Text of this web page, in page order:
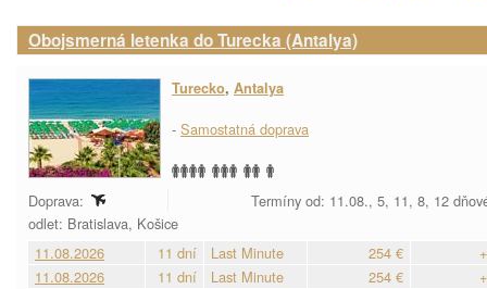
Obojsmerná letenka do Turecka (Antalya)
Turecko, Antalya
- Samostatná doprava
Doprava:
Termíny od: 11.08., 5, 11, 8, 12
odlet: Bratislava, Košice
11.08.2026
11 dní Last Minute 254 €
11.08.2026
11 dní Last Minute 254 €